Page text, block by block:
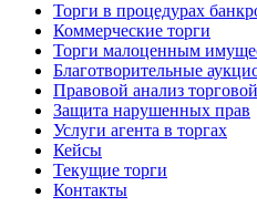
Торги в процедурах
Коммерческие торги
Торги малоценным
Благотворительные
Правовой анализ
Защита нарушенных прав
Услуги агента в торгах
Кейсы
Текущие торги
Контакты